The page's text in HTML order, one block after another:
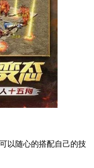
以随心的搭配自己的技